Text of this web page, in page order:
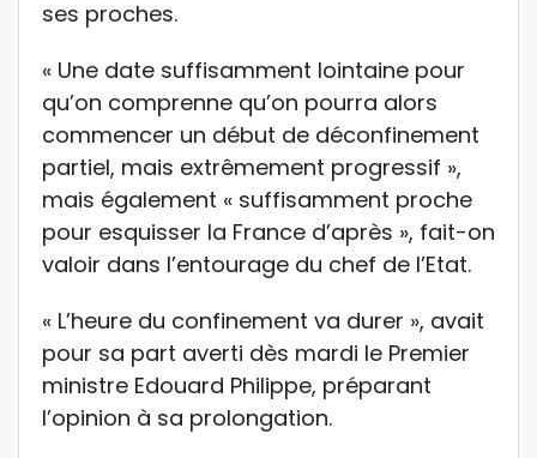
ses proches.
« Une date suffisamment lointaine pour
qu’on comprenne qu’on pourra alors
commencer un début de déconfinement
partiel, mais extrêmement progressif »,
mais également « suffisamment proche
pour esquisser la France d’après », fait-on
valoir dans l’entourage du chef de l’Etat.
« L’heure du confinement va durer », avait
pour sa part averti dès mardi le Premier
ministre Edouard Philippe, préparant
l’opinion à sa prolongation.